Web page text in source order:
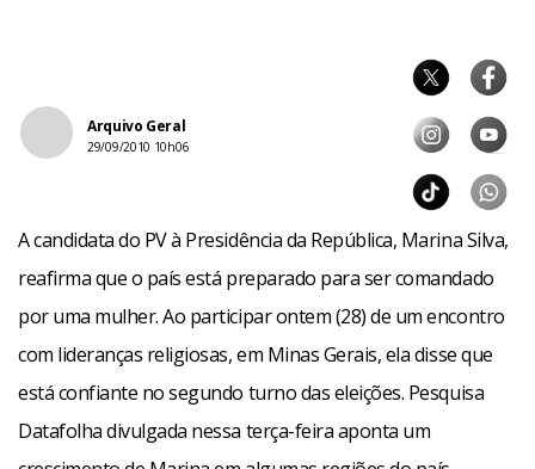
Arquivo Geral
29/09/2010 10h06
A candidata do PV à Presidência da República, Marina Silva,
reafirma que o país está preparado para ser comandado
por uma mulher. Ao participar ontem (28) de um encontro
com lideranças religiosas, em Minas Gerais, ela disse que
está confiante no segundo turno das eleições. Pesquisa
Datafolha divulgada nessa terça-feira aponta um